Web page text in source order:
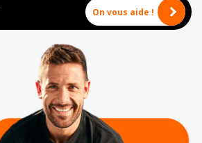
On vous aide !